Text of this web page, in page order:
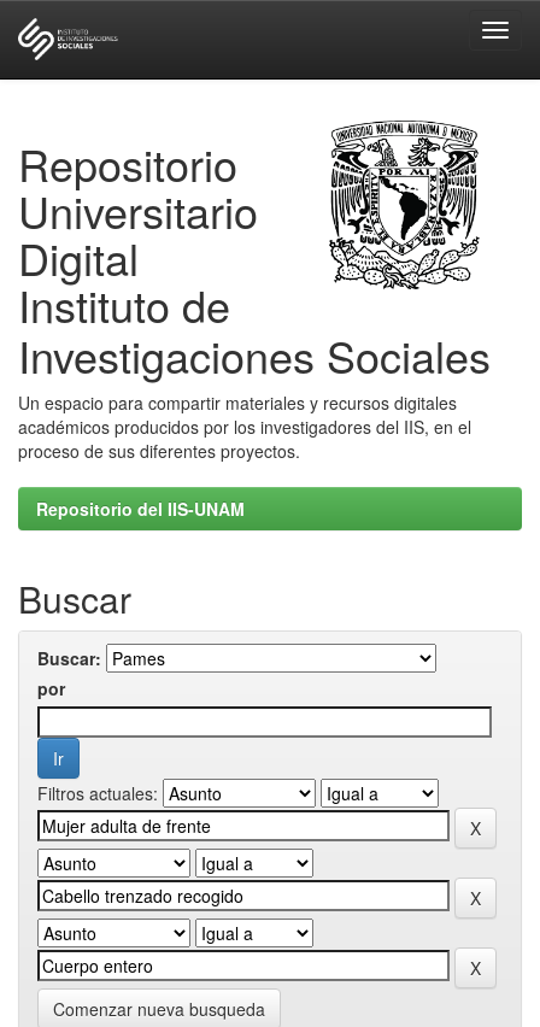
Repositorio
Universitario
Digital
Instituto de
Investigaciones Sociales
Un espacio para compartir materiales y recursos digitales
académicos producidos por los investigadores del IIS, en el
proceso de sus diferentes proyectos.
Repositorio del IIS-UNAM
Buscar
Buscar:
por
Filtros actuales:
Comenzar nueva busqueda